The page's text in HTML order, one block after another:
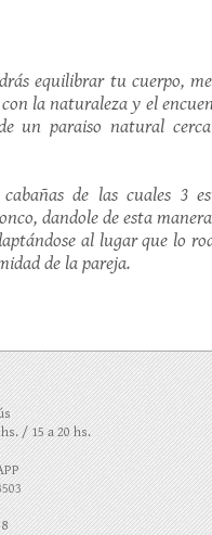
equilibrar tu cuerpo,
la naturaleza y el
un paraiso natural
de las cuales 3
dandole de esta
al lugar que lo
de la pareja.
/ 15 a 20 hs.